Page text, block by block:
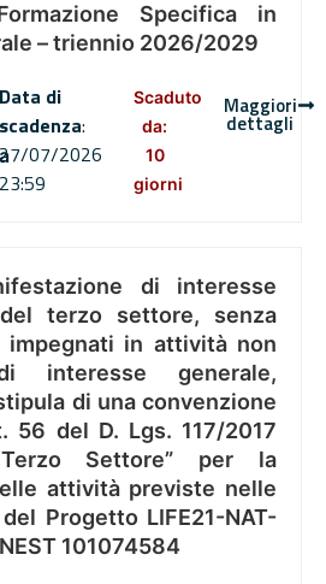
Specifica in
– triennio 2026/2029
Data di
scadenza:
27/07/2026
23:59
Scaduto
da:
10
giorni
Maggiori
dettagli
di interesse
terzo settore, senza
impegnati in attività non
interesse generale,
di una convenzione
56 del D. Lgs. 117/2017
Settore” per la
attività previste nelle
Progetto LIFE21-NAT-
101074584